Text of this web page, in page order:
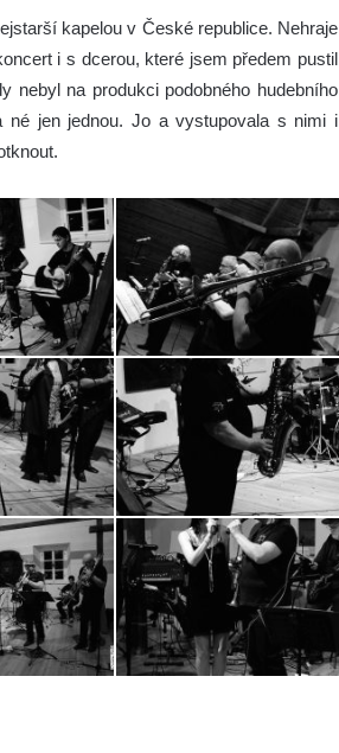
kapelou v České republice. Nehraje
i s dcerou, které jsem předem pustil
na produkci podobného hudebního
jen jednou. Jo a vystupovala s nimi i